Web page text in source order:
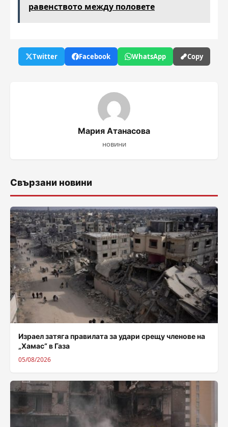
равенството между половете
Twitter Facebook WhatsApp Copy
Мария Атанасова
новини
Свързани новини
Израел затяга правилата за удари срещу членове на
„Хамас“ в Газа
05/08/2026